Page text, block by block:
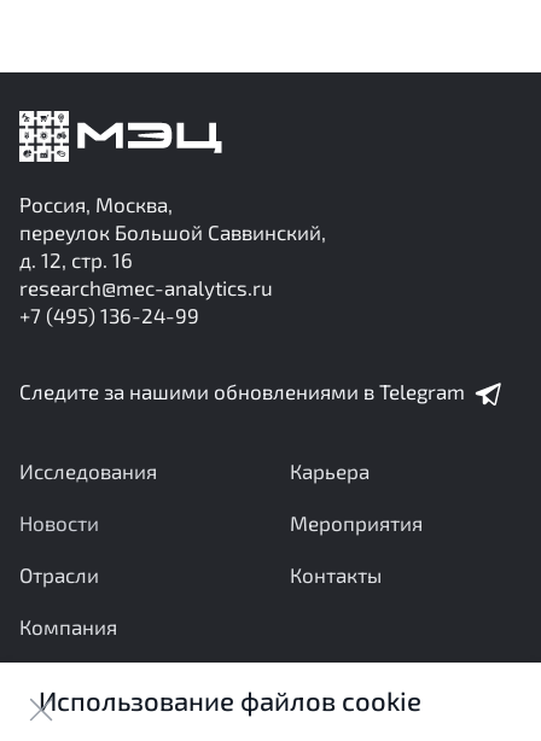
Россия, Москва,
переулок Большой Саввинский,
д. 12, стр. 16
research@mec-analytics.ru
+7 (495) 136-24-99
Следите за нашими обновлениями в Telegram
Исследования
Новости
Отрасли
Компания
Карьера
Мероприятия
Контакты
Отправить сообщение
Использование файлов cookie